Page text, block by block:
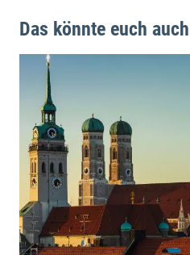
Das könnte euch